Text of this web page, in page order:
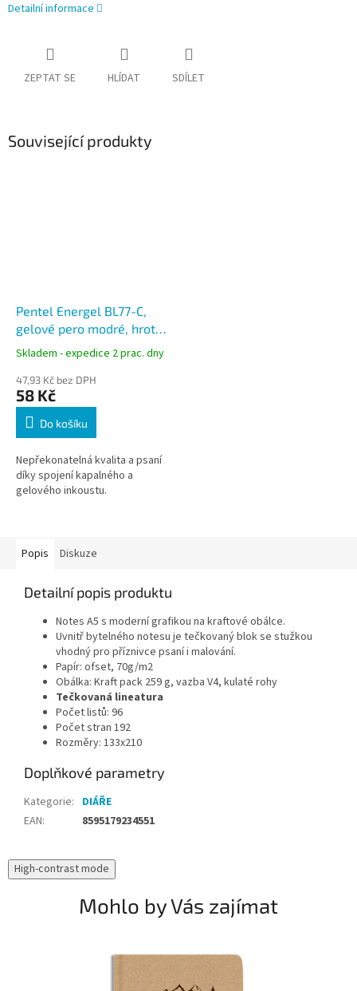
Detailní informace
ZEPTAT SE HLÍDAT SDÍLET
Související produkty
Pentel Energel BL77-C,
gelové pero modré, hrot
0,7 mm
Skladem - expedice 2 prac. dny
47,93 Kč bez DPH
58 Kč
Do košíku
Nepřekonatelná kvalita a psaní
díky spojení kapalného a
gelového inkoustu.
Popis Diskuze
Detailní popis produktu
Notes A5 s moderní grafikou na kraftové obálce.
Uvnitř bytelného notesu je tečkovaný blok se stužkou
vhodný pro příznivce psaní i malování.
Papír: ofset, 70g/m2
Obálka: Kraft pack 259 g, vazba V4, kulaté rohy
Tečkovaná lineatura
Počet listů: 96
Počet stran 192
Rozměry: 133x210
Doplňkové parametry
Kategorie: DIÁŘE
EAN: 8595179234551
High-contrast mode
Mohlo by Vás zajímat